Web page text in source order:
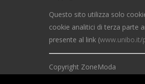
Questo sito utilizza solo
cookie analitici di terza parte
presente al link (www.unibo.it/
Copyright ZoneModa